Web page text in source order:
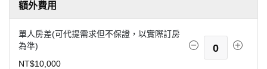
額外費用
單人房差(可代提需求但不保證，以實際訂房
為準)
NT$10,000
0